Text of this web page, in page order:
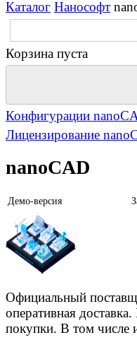
Каталог Нанософт
Корзина пуста
Конфигурации
Лицензирование
nanoCAD
Демо-версия
Официальный
оперативная
покупки. В том числе